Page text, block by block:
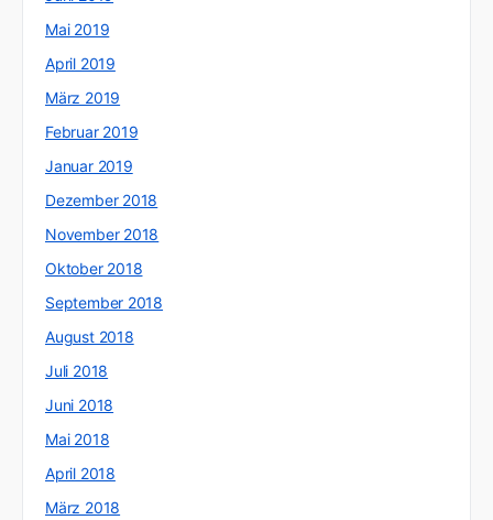
Mai 2019
April 2019
März 2019
Februar 2019
Januar 2019
Dezember 2018
November 2018
Oktober 2018
September 2018
August 2018
Juli 2018
Juni 2018
Mai 2018
April 2018
März 2018